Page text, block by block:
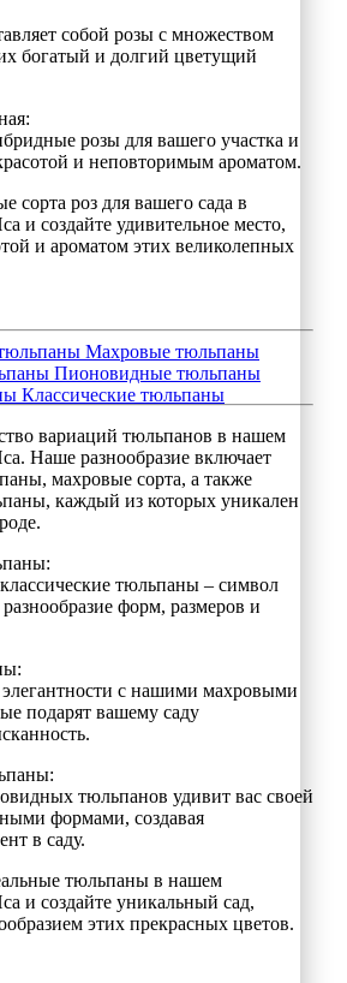
собой розы с множеством
богатый и долгий цветущий
розы для вашего участка и
и неповторимым ароматом.
сорта роз для вашего сада в
и создайте удивительное место,
и ароматом этих великолепных
Махровые тюльпаны
Пионовидные тюльпаны
Классические тюльпаны
вариаций тюльпанов в нашем
Наше разнообразие включает
махровые сорта, а также
каждый из которых уникален
тюльпаны – символ
форм, размеров и
с нашими махровыми
подарят вашему саду
тюльпанов удивит вас своей
формами, создавая
в саду.
тюльпаны в нашем
и создайте уникальный сад,
этих прекрасных цветов.